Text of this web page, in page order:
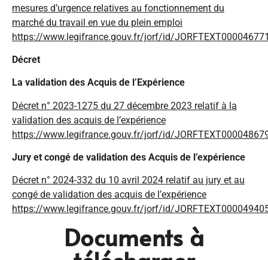
mesures d’urgence relatives au fonctionnement du
marché du travail en vue du plein emploi
https://www.legifrance.gouv.fr/jorf/id/
Décret
La validation des Acquis de l’Expérience
Décret n° 2023-1275 du 27 décembre 2023 relatif à la
validation des acquis de l’expérience
https://www.legifrance.gouv.fr/jorf/id/
Jury et congé de validation des Acquis de l’expérience
Décret n° 2024-332 du 10 avril 2024 relatif au jury et au
congé de validation des acquis de l’expérience
https://www.legifrance.gouv.fr/jorf/id/
Documents à